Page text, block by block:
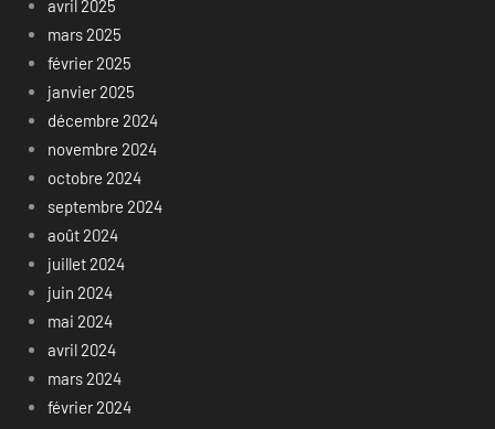
avril 2025
mars 2025
février 2025
janvier 2025
décembre 2024
novembre 2024
octobre 2024
septembre 2024
août 2024
juillet 2024
juin 2024
mai 2024
avril 2024
mars 2024
février 2024